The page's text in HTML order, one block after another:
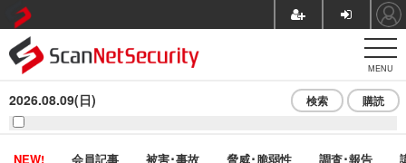
MENU
2026.08.09(日) 検索 購読
NEW! 会員記事 被害･事故 脅威･脆弱性 調査･報告